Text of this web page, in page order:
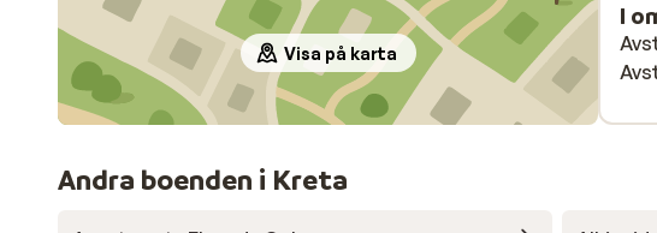
Visa på karta
I
Andra boenden i Kreta